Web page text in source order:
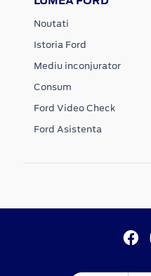
Noutati
Istoria Ford
Mediu inconjurator
Consum
Ford Video Check
Ford Asistenta